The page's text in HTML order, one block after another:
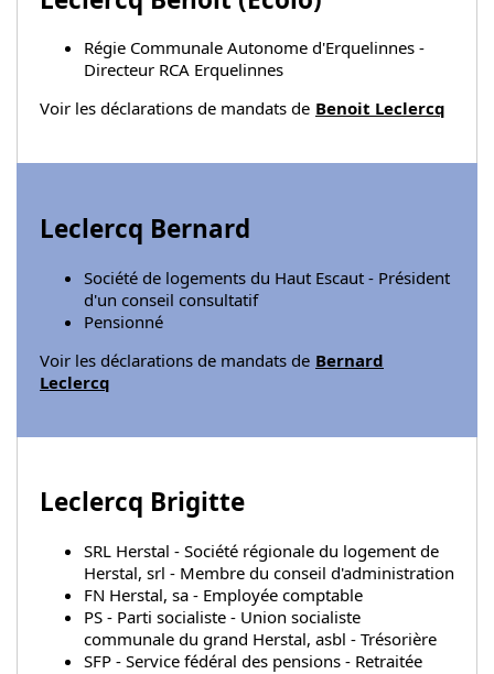
Régie Communale Autonome d'Erquelinnes -
Directeur RCA Erquelinnes
Voir les déclarations de mandats de Benoit Leclercq
Leclercq Bernard
Société de logements du Haut Escaut - Président
d'un conseil consultatif
Pensionné
Voir les déclarations de mandats de Bernard
Leclercq
Leclercq Brigitte
SRL Herstal - Société régionale du logement de
Herstal, srl - Membre du conseil d'administration
FN Herstal, sa - Employée comptable
PS - Parti socialiste - Union socialiste
communale du grand Herstal, asbl - Trésorière
SFP - Service fédéral des pensions - Retraitée